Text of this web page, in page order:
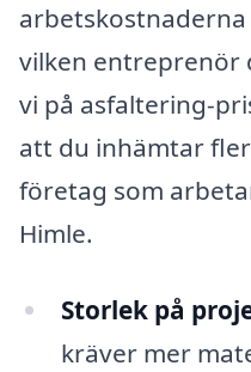
vilken entreprenör
vi på asfaltering-
att du inhämtar
företag som
Himle.
Storlek på
kräver mer